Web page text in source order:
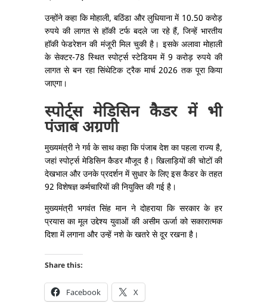
उन्होंने कहा कि मोहाली, बठिंडा और लुधियाना में 10.50 करोड़
रुपये की लागत से हॉकी टर्फ बदले जा रहे हैं, जिन्हें भारतीय
हॉकी फेडरेशन की मंजूरी मिल चुकी है। इसके अलावा मोहाली
के सेक्टर-78 स्थित स्पोर्ट्स स्टेडियम में 9 करोड़ रुपये की
लागत से बन रहा सिंथेटिक ट्रैक मार्च 2026 तक पूरा किया
जाएगा।
स्पोर्ट्स मेडिसिन कैडर में भी
पंजाब अग्रणी
मुख्यमंत्री ने गर्व के साथ कहा कि पंजाब देश का पहला राज्य है,
जहां स्पोर्ट्स मेडिसिन कैडर मौजूद है। खिलाड़ियों की चोटों की
देखभाल और उनके प्रदर्शन में सुधार के लिए इस कैडर के तहत
92 विशेषज्ञ कर्मचारियों की नियुक्ति की गई है।
मुख्यमंत्री भगवंत सिंह मान ने दोहराया कि सरकार के हर
प्रयास का मूल उद्देश्य युवाओं की असीम ऊर्जा को सकारात्मक
दिशा में लगाना और उन्हें नशे के खतरे से दूर रखना है।
Share this:
Facebook X